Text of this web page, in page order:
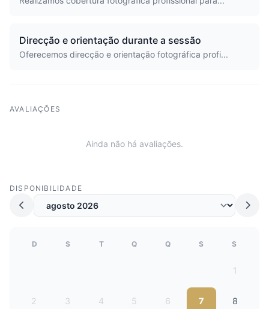
Direcção e orientação durante a sessão
Oferecemos direcção e orientação fotográfica profi...
AVALIAÇÕES
Ainda não há avaliações.
DISPONIBILIDADE
D S T Q Q S S
1
2 3 4 5 6 7 8